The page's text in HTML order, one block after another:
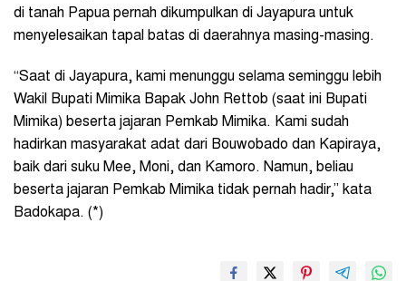
di tanah Papua pernah dikumpulkan di Jayapura untuk
menyelesaikan tapal batas di daerahnya masing-masing.
“Saat di Jayapura, kami menunggu selama seminggu lebih
Wakil Bupati Mimika Bapak John Rettob (saat ini Bupati
Mimika) beserta jajaran Pemkab Mimika. Kami sudah
hadirkan masyarakat adat dari Bouwobado dan Kapiraya,
baik dari suku Mee, Moni, dan Kamoro. Namun, beliau
beserta jajaran Pemkab Mimika tidak pernah hadir,” kata
Badokapa. (*)